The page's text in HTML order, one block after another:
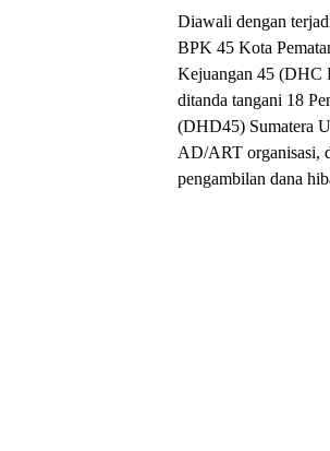
Diawali dengan
BPK 45 Kota
Kejuangan 45 (DHC
ditanda tangani 18
(DHD45) Sumatera
AD/ART organisasi,
pengambilan dana